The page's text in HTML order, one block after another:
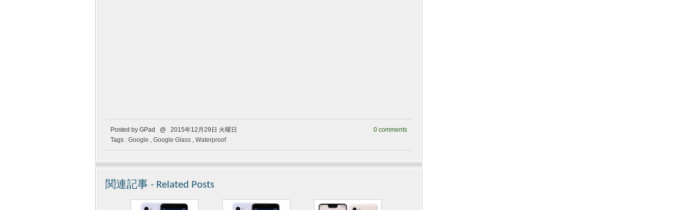
Posted by GPad @ 2015年12月29日 火曜日
0 comments
Tags : Google , Google Glass , Waterproof
関連記事 - Related Posts